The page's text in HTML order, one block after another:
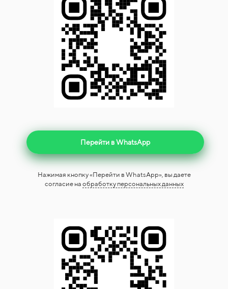
Перейти в WhatsApp
Нажимая кнопку «Перейти в WhatsApp», вы даете
согласие на обработку персональных данных